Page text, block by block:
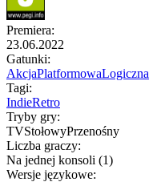
Premiera:
23.06.2022
Gatunki:
AkcjaPlatformowaLogiczna
Tagi:
IndieRetro
Tryby gry:
TVStołowyPrzenośny
Liczba graczy:
Na jednej konsoli (1)
Wersje językowe: